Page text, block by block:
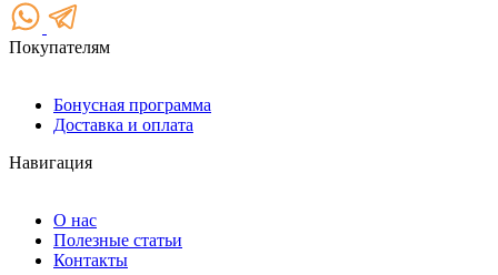
Покупателям
Бонусная программа
Доставка и оплата
Навигация
О нас
Полезные статьи
Контакты